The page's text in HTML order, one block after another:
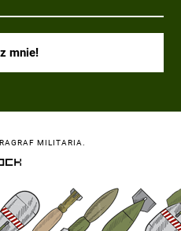
MILITARIA.